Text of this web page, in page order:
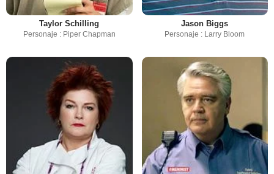
Taylor Schilling
Personaje : Piper Chapman
Jason Biggs
Personaje : Larry Bloom